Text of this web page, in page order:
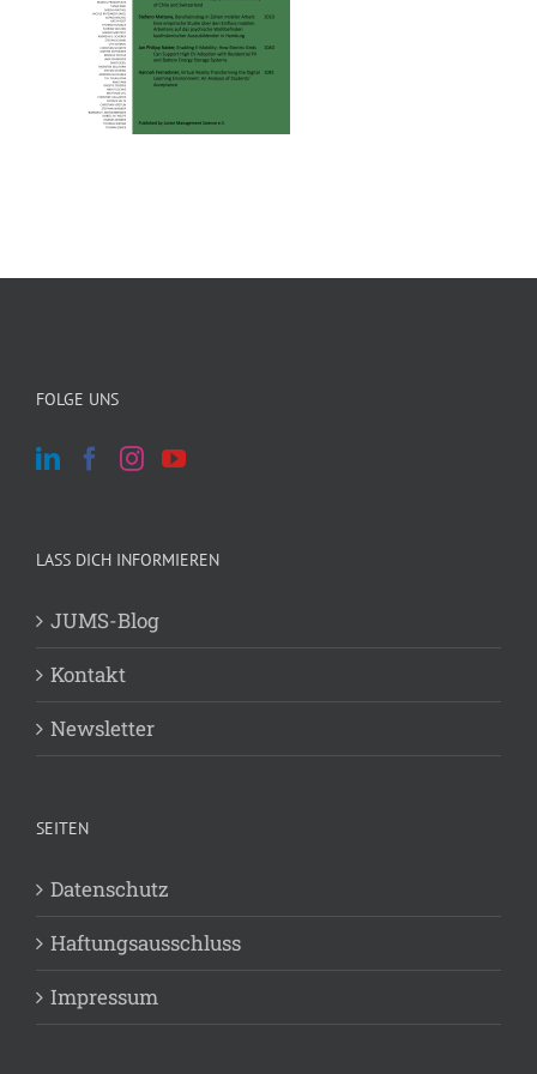
FOLGE UNS
LASS DICH INFORMIEREN
JUMS-Blog
Kontakt
Newsletter
SEITEN
Datenschutz
Haftungsausschluss
Impressum